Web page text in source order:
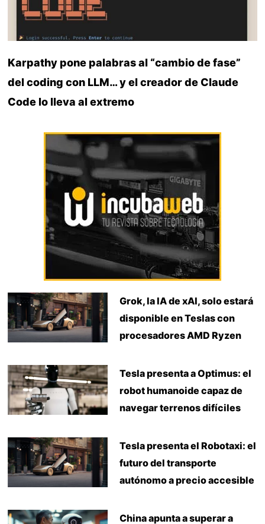
Karpathy pone palabras al “cambio de fase”
del coding con LLM… y el creador de Claude
Code lo lleva al extremo
Grok, la IA de xAI, solo estará
disponible en Teslas con
procesadores AMD Ryzen
Tesla presenta a Optimus: el
robot humanoide capaz de
navegar terrenos difíciles
Tesla presenta el Robotaxi: el
futuro del transporte
autónomo a precio accesible
China apunta a superar a